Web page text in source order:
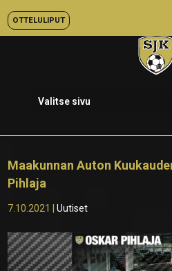
OTTELULIPUT
Valitse sivu
Maakunnan Auton
Pihlaja
7.10.2021 |Uutiset